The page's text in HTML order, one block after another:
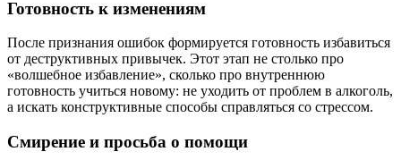
Готовность к изменениям
После признания ошибок формируется готовность избавиться
от деструктивных привычек. Этот этап не столько про
«волшебное избавление», сколько про внутреннюю
готовность учиться новому: не уходить от проблем в алкоголь,
а искать конструктивные способы справляться со стрессом.
Смирение и просьба о помощи